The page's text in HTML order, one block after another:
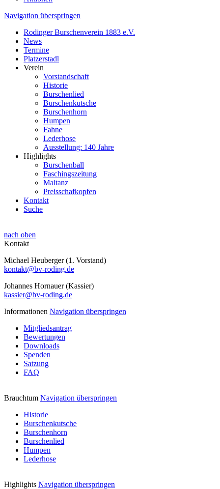
Navigation überspringen
Rodinger Burschenverein 1883 e.V.
News
Termine
Platzerstadl
Verein
Vorstandschaft
Historie
Burschenlied
Burschenkutsche
Burschenhorn
Humpen
Fahne
Lederhose
Ausstellung: 140 Jahre
Highlights
Burschenball
Faschingszeitung
Maitanz
Preisschafkopfen
Kontakt
Suche
nach oben
Kontakt
Michael Heuberger (1. Vorstand)
kontakt@bv-roding.de
Johannes Hornauer (Kassier)
kassier@bv-roding.de
Informationen Navigation überspringen
Mitgliedsantrag
Bewertungen
Downloads
Spenden
Satzung
FAQ
Brauchtum Navigation überspringen
Historie
Burschenkutsche
Burschenhorn
Burschenlied
Humpen
Lederhose
Highlights Navigation überspringen